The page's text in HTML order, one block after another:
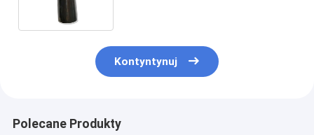
Kontyntynuj
Polecane Produkty